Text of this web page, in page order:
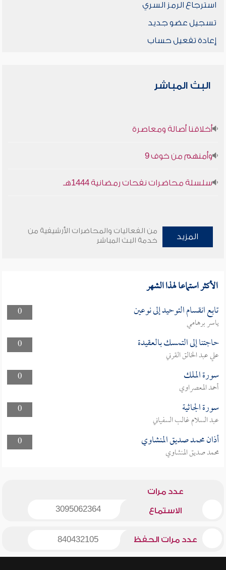
استرجاع الرمز السري
تسجيل عضو جديد
إعادة تفعيل حساب
البث المباشر
أخلاقنا أصالة ومعاصرة
وأمنهم من خوف 9
سلسلة محاضرات نفحات رمضانية 1444هـ
المزيد
من الفعاليات والمحاضرات الأرشيفية من
خدمة البث المباشر
الأكثر استماعا لهذا الشهر
0 تابع انقسام التوحيد إلى نوعين
ياسر برهامي
0
حاجتنا إلى التمسك بالعقيدة
علي عبد الخالق القرني
0
سورة الملك
أحمد المعصراوي
0
سورة الجاثية
عبد السلام غالب السفياني
0
أذان محمد صديق المنشاوي
محمد صديق المنشاوي
عدد مرات
الاستماع 3095062364
عدد مرات الحفظ 840432105